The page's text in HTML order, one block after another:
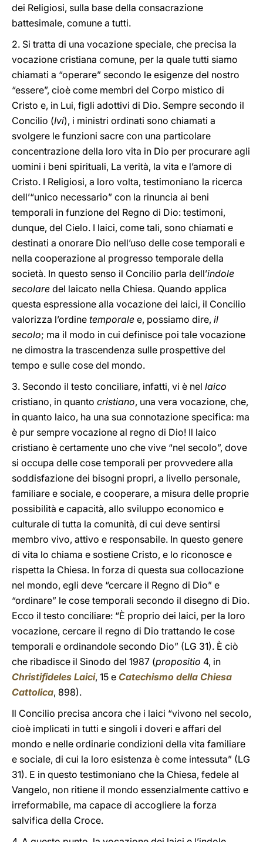
dei Religiosi, sulla base della consacrazione
battesimale, comune a tutti.
2. Si tratta di una vocazione speciale, che precisa la
vocazione cristiana comune, per la quale tutti siamo
chiamati a “operare” secondo le esigenze del nostro
“essere”, cioè come membri del Corpo mistico di
Cristo e, in Lui, figli adottivi di Dio. Sempre secondo il
Concilio (Ivi), i ministri ordinati sono chiamati a
svolgere le funzioni sacre con una particolare
concentrazione della loro vita in Dio per procurare agli
uomini i beni spirituali, La verità, la vita e l’amore di
Cristo. I Religiosi, a loro volta, testimoniano la ricerca
dell’“unico necessario” con la rinuncia ai beni
temporali in funzione del Regno di Dio: testimoni,
dunque, del Cielo. I laici, come tali, sono chiamati e
destinati a onorare Dio nell’uso delle cose temporali e
nella cooperazione al progresso temporale della
società. In questo senso il Concilio parla dell’indole
secolare del laicato nella Chiesa. Quando applica
questa espressione alla vocazione dei laici, il Concilio
valorizza l’ordine temporale e, possiamo dire, il
secolo; ma il modo in cui definisce poi tale vocazione
ne dimostra la trascendenza sulle prospettive del
tempo e sulle cose del mondo.
3. Secondo il testo conciliare, infatti, vi è nel laico
cristiano, in quanto cristiano, una vera vocazione, che,
in quanto laico, ha una sua connotazione specifica: ma
è pur sempre vocazione al regno di Dio! Il laico
cristiano è certamente uno che vive “nel secolo”, dove
si occupa delle cose temporali per provvedere alla
soddisfazione dei bisogni propri, a livello personale,
familiare e sociale, e cooperare, a misura delle proprie
possibilità e capacità, allo sviluppo economico e
culturale di tutta la comunità, di cui deve sentirsi
membro vivo, attivo e responsabile. In questo genere
di vita lo chiama e sostiene Cristo, e lo riconosce e
rispetta la Chiesa. In forza di questa sua collocazione
nel mondo, egli deve “cercare il Regno di Dio” e
“ordinare” le cose temporali secondo il disegno di Dio.
Ecco il testo conciliare: “È proprio dei laici, per la loro
vocazione, cercare il regno di Dio trattando le cose
temporali e ordinandole secondo Dio” (LG 31). È ciò
che ribadisce il Sinodo del 1987 (propositio 4, in
Christifideles Laici, 15 e Catechismo della Chiesa
Cattolica, 898).
Il Concilio precisa ancora che i laici “vivono nel secolo,
cioè implicati in tutti e singoli i doveri e affari del
mondo e nelle ordinarie condizioni della vita familiare
e sociale, di cui la loro esistenza è come intessuta” (LG
31). E in questo testimoniano che la Chiesa, fedele al
Vangelo, non ritiene il mondo essenzialmente cattivo e
irreformabile, ma capace di accogliere la forza
salvifica della Croce.